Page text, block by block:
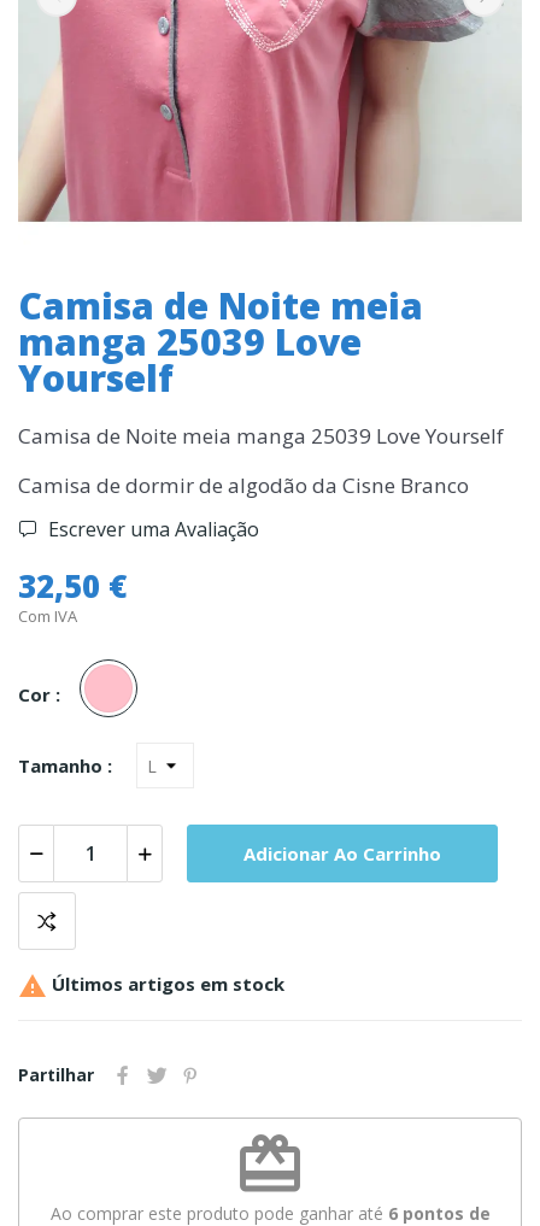
Camisa de Noite meia
manga 25039 Love
Yourself
Camisa de Noite meia manga 25039 Love Yourself
Camisa de dormir de algodão da Cisne Branco
Escrever uma Avaliação
32,50 €
Com IVA
Cor :
Rosa
Tamanho :
Adicionar Ao Carrinho
 Últimos artigos em stock
Partilhar
redeem
Ao comprar este produto pode ganhar até 6pontos de